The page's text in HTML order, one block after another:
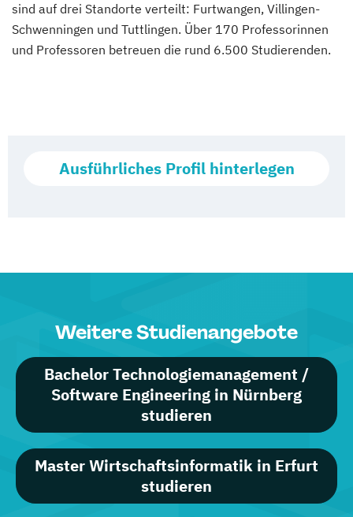
sind auf drei Standorte verteilt: Furtwangen, Villingen-
Schwenningen und Tuttlingen. Über 170 Professorinnen
und Professoren betreuen die rund 6.500 Studierenden.
Ausführliches Profil hinterlegen
Weitere Studienangebote
Bachelor Technologiemanagement /
Software Engineering in Nürnberg
studieren
Master Wirtschaftsinformatik in Erfurt
studieren